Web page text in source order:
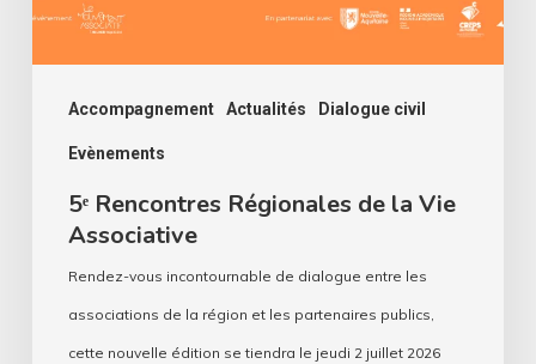
Accompagnement Actualités Dialogue civil
Evènements
5ᵉ Rencontres Régionales de la Vie
Associative
Rendez-vous incontournable de dialogue entre les
associations de la région et les partenaires publics,
cette nouvelle édition se tiendra le jeudi 2 juillet 2026